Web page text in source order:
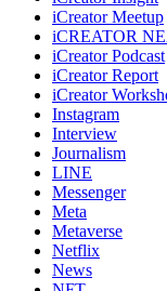
iCreator Meetup
iCREATOR
iCreator Podcast
iCreator Report
iCreator
Instagram
Interview
Journalism
LINE
Messenger
Meta
Metaverse
Netflix
News